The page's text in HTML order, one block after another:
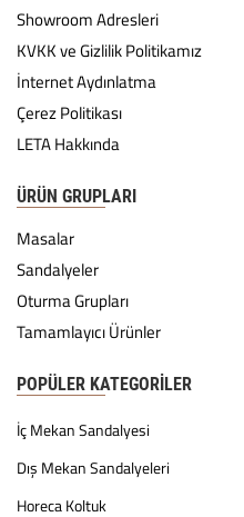
Showroom Adresleri
KVKK ve Gizlilik Politikamız
İnternet Aydınlatma
Çerez Politikası
LETA Hakkında
ÜRÜN GRUPLARI
Masalar
Sandalyeler
Oturma Grupları
Tamamlayıcı Ürünler
POPÜLER KATEGORILER
İç Mekan Sandalyesi
Dış Mekan Sandalyeleri
Horeca Koltuk